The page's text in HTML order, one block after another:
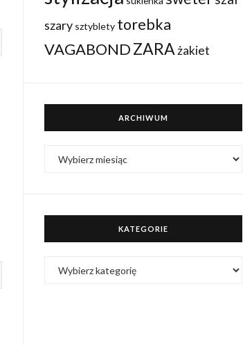
szary sztyblety torebka
VAGABONDZARA żakiet
ARCHIWUM
KATEGORIE